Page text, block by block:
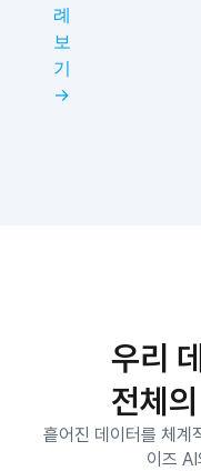
례
보
기
→
우리
전체
흩어진 데이터를 체계
이즈